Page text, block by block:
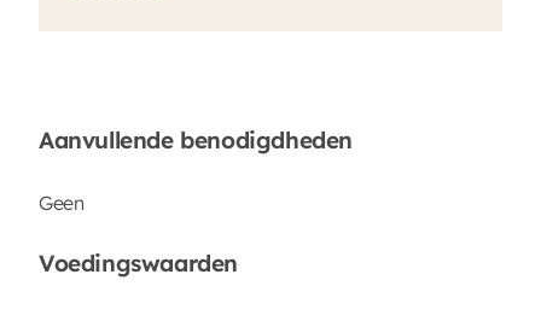
Aanvullende benodigdheden
Geen
Voedingswaarden